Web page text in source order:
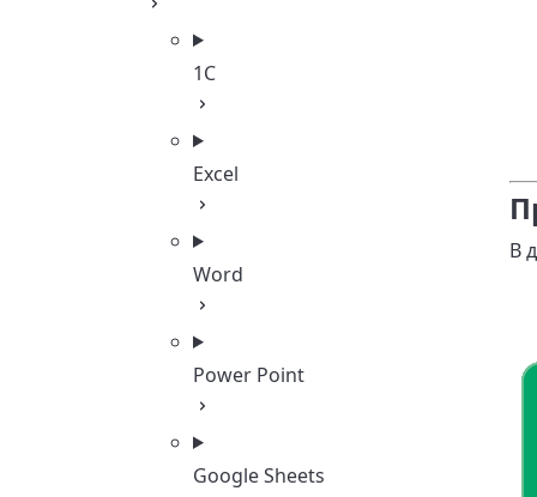
1С
Excel
Word
Power Point
Google Sheets
В